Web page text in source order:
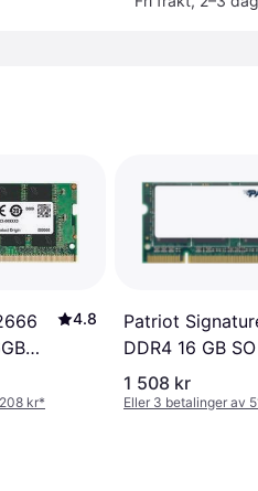
4.8
kr*
Patriot
DDR4 16 GB
260-pin 2666
Module
1 508 kr
Eller 3 betalinger av